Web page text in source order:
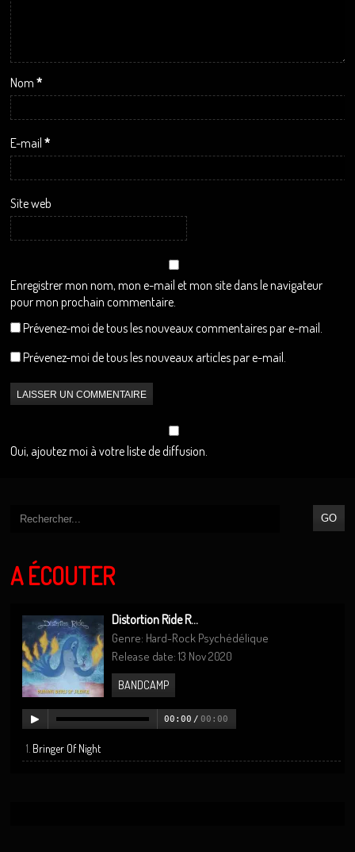
Nom*
E-mail*
Site web
Enregistrer mon nom, mon e-mail et mon site dans le navigateur
pour mon prochain commentaire.
Prévenez-moi de tous les nouveaux commentaires par e-mail.
Prévenez-moi de tous les nouveaux articles par e-mail.
Oui, ajoutez moi à votre liste de diffusion.
A ÉCOUTER
Distortion Ride R...
Genre: Hard-Rock Psychédélique
Release date: 13 Nov 2020
BANDCAMP
00:00 / 00:00
Bringer Of Night